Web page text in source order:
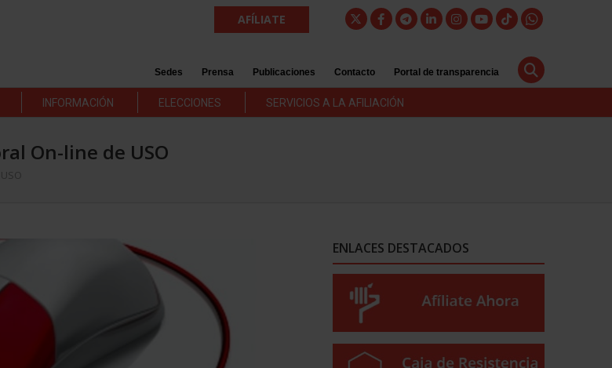
AFÍLIATE
Sedes Prensa Publicaciones Contacto Portal de transparencia
INFORMACIÓN ELECCIONES SERVICIOS A LA AFILIACIÓN
On-line de USO
ENLACES DESTACADOS